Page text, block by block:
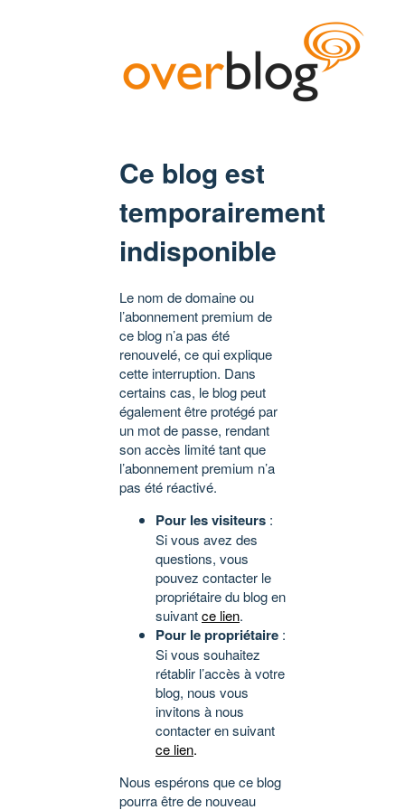
Ce blog est
temporairement
indisponible
Le nom de domaine ou
l’abonnement premium de
ce blog n’a pas été
renouvelé, ce qui explique
cette interruption. Dans
certains cas, le blog peut
également être protégé par
un mot de passe, rendant
son accès limité tant que
l’abonnement premium n’a
pas été réactivé.
Pour les visiteurs :
Si vous avez des
questions, vous
pouvez contacter le
propriétaire du blog en
suivantce lien.
Pour le propriétaire :
Si vous souhaitez
rétablir l’accès à votre
blog, nous vous
invitons à nous
contacter en suivant
ce lien.
Nous espérons que ce blog
pourra être de nouveau